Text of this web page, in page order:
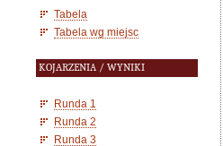
Tabela
Tabela wg miejsc
KOJARZENIA / WYNIKI
Runda 1
Runda 2
Runda 3